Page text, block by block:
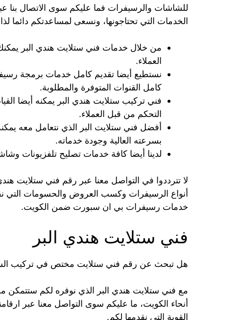
للشاشات والرسيفرات فما عليكم سوى الاتصال بنا
الخدمات التي تحتاجونها، ونسعى لمساعدتكم دائما
من خلال خدمات فني ستلايت هندي البر
العملاء.
نستطيع أيضا تقديم كامل خدمات برمجة
كامل القنوات المتوفرة والمطلوبة.
فني تركيب ستلايت هندي البر يمكنه أيضا
التحكم من قبل العملاء.
أفضل فني ستلايت البر الذي نتعامل معه
بسرعته العالية وجودة خدماته.
لدينا أيضا كافة خدمات تصليح تلفزيونات
لا تترددوا في التواصل معنا عبر رقم فني ستلايت
أنواع الرسيفرات وكسب العروض والحسومات التي
خدمات رسيفرات بي ان سبورت ضمن الكويت.
فني ستلايت هندي البر
هل تبحث عن رقم فني ستلايت مختص في تركيب
مع فني ستلايت هندي البر الذي نوفره لكم
أنحاء الكويت، ما عليكم سوى التواصل معنا عبر
القوية التي نقدمها لكم.